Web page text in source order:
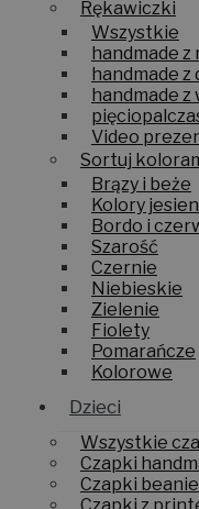
Rękawiczki
Wszystkie
handmade z
handmade
handmade z
Video
Sortuj
Brązy i beże
Kolory
Bordo i
Szarość
Czernie
Niebieskie
Zielenie
Fiolety
Pomarańcze
Kolorowe
Dzieci
Wszystkie
Czapki
Czapki beanie